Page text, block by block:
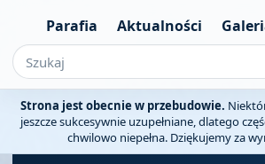
Parafia Aktualności
Strona jest obecnie w przebudowie.
jeszcze sukcesywnie uzupełniane, dlatego
chwilowo niepełna. Dziękujemy za